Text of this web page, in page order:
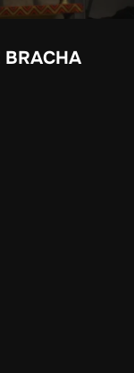
BRACHA